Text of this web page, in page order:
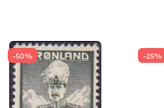
-50% -25%